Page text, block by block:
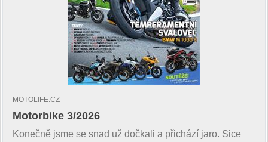
MOTOLIFE.CZ
Motorbike 3/2026
Konečně jsme se snad už dočkali a přichází jaro. Sice